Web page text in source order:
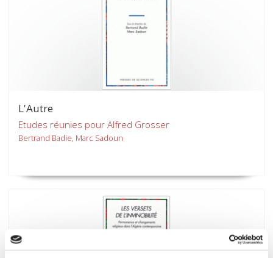
L'Autre
Etudes réunies pour Alfred Grosser
Bertrand Badie, Marc Sadoun